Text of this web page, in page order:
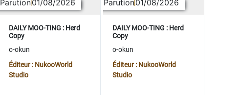
Parution01/08/2026
DAILY MOO-TING : Herd
Copy
o-okun
Éditeur : NukooWorld
Studio
Parution01/08/2026
DAILY MOO-TING : Herd
Copy
o-okun
Éditeur : NukooWorld
Studio